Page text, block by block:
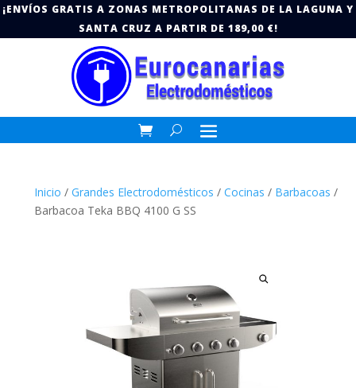
¡ENVÍOS GRATIS A ZONAS METROPOLITANAS DE LA LAGUNA Y
SANTA CRUZ A PARTIR DE 189,00 €!
Inicio / Grandes Electrodomésticos / Cocinas / Barbacoas /
Barbacoa Teka BBQ 4100 G SS